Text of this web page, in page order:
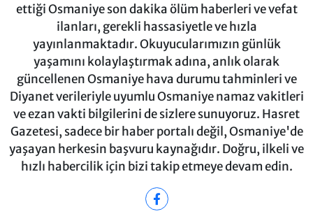
ettiği Osmaniye son dakika ölüm haberleri ve vefat
ilanları, gerekli hassasiyetle ve hızla
yayınlanmaktadır. Okuyucularımızın günlük
yaşamını kolaylaştırmak adına, anlık olarak
güncellenen Osmaniye hava durumu tahminleri ve
Diyanet verileriyle uyumlu Osmaniye namaz vakitleri
ve ezan vakti bilgilerini de sizlere sunuyoruz. Hasret
Gazetesi, sadece bir haber portalı değil, Osmaniye'de
yaşayan herkesin başvuru kaynağıdır. Doğru, ilkeli ve
hızlı habercilik için bizi takip etmeye devam edin.